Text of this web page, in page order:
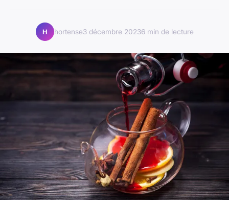
H hortense3 décembre 20236 min de lecture